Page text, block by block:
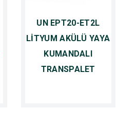
UN EPT20-ET2L
LİTYUM AKÜLÜ YAYA
KUMANDALI
TRANSPALET